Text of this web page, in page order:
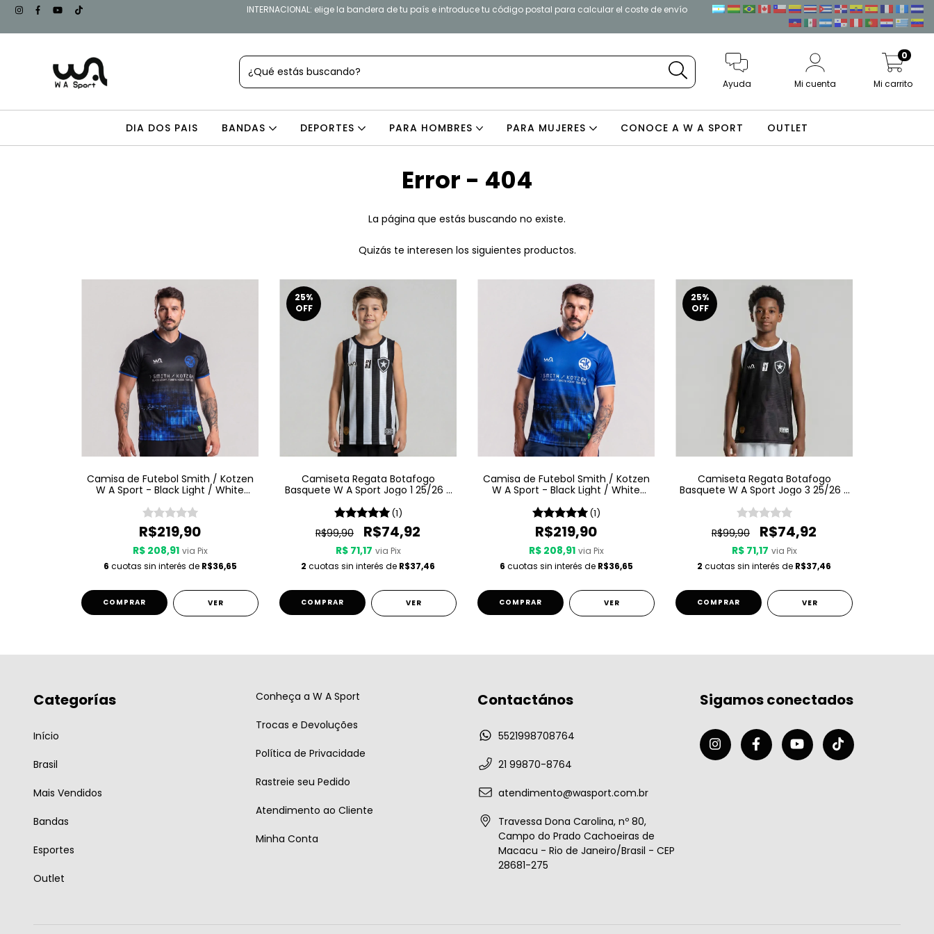
INTERNACIONAL: elige la bandera de tu país e introduce tu código postal para calcular el coste de envío
Ayuda Mi cuenta Mi carrito
0
DIA DOS PAIS BANDAS DEPORTES PARA HOMBRES PARA MUJERES CONOCE A W A SPORT OUTLET
Error - 404
La página que estás buscando no existe.
Quizás te interesen los siguientes productos.
Camisa de Futebol Smith / Kotzen
W A Sport - Black Light / White
R$219,90
R$ 208,91 via Pix
6 cuotas sin interés de R$36,65
COMPRAR VER
25%
OFF
Camiseta Regata Botafogo
Basquete W A Sport Jogo 1 25/26 -
(1)
R$99,90 R$74,92
R$ 71,17 via Pix
2 cuotas sin interés de R$37,46
COMPRAR VER
Camisa de Futebol Smith / Kotzen
W A Sport - Black Light / White
(1)
R$219,90
R$ 208,91 via Pix
6 cuotas sin interés de R$36,65
COMPRAR VER
25%
OFF
Camiseta Regata Botafogo
Basquete W A Sport Jogo 3 25/26 -
R$99,90 R$74,92
R$ 71,17 via Pix
2 cuotas sin interés de R$37,46
COMPRAR VER
Categorías
Início
Brasil
Mais Vendidos
Bandas
Esportes
Outlet
Conheça a W A Sport
Trocas e Devoluções
Política de Privacidade
Rastreie seu Pedido
Atendimento ao Cliente
Minha Conta
Contactános
5521998708764
21 99870-8764
atendimento@wasport.com.br
Travessa Dona Carolina, nº 80,
Campo do Prado Cachoeiras de
Macacu - Rio de Janeiro/Brasil - CEP
28681-275
Sigamos conectados